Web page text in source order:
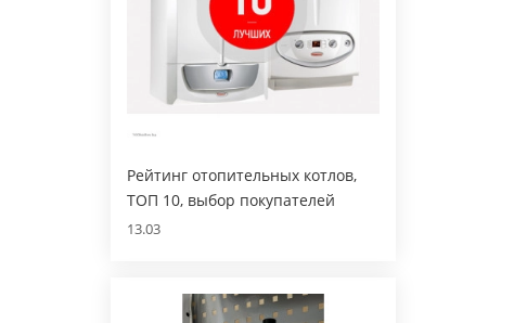
Рейтинг отопительных котлов,
ТОП 10, выбор покупателей
13.03